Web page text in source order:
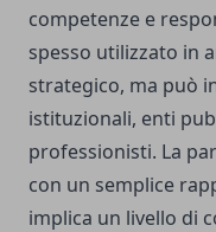
competenze e
spesso utilizzato in
strategico, ma può
istituzionali, enti
professionisti. La
con un semplice
implica un livello di